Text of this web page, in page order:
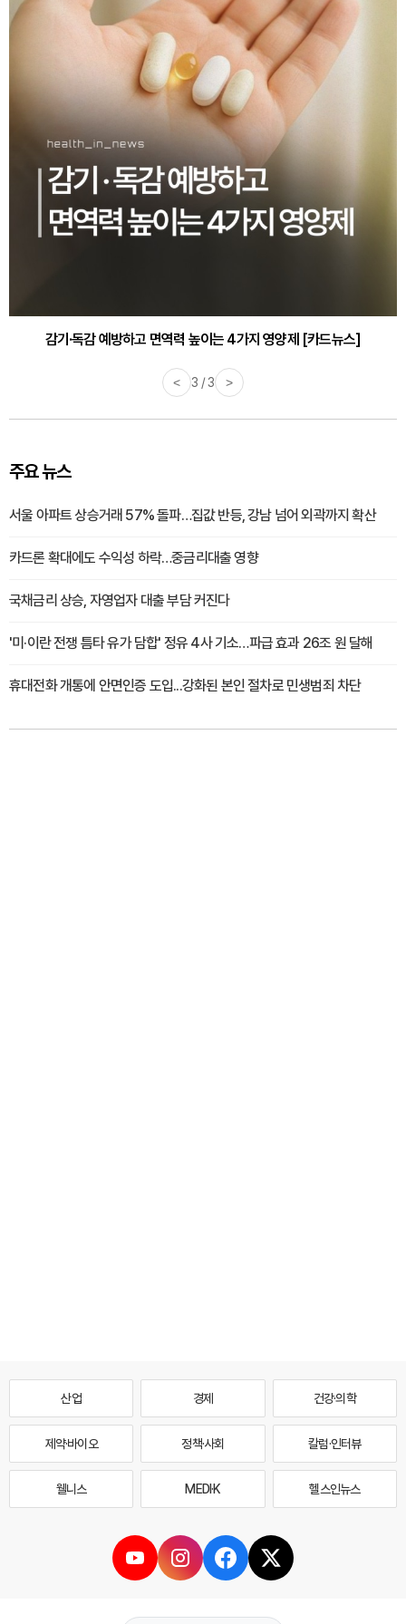
감기·독감 예방하고 면역력 높이는 4가지 영양제 [카드뉴스]
< 3 / 3 >
주요 뉴스
서울 아파트 상승거래 57% 돌파…집값 반등, 강남 넘어 외곽까지 확산
카드론 확대에도 수익성 하락…중금리대출 영향
국채금리 상승, 자영업자 대출 부담 커진다
'미·이란 전쟁 틈타 유가 담합' 정유 4사 기소…파급 효과 26조 원 달해
휴대전화 개통에 안면인증 도입...강화된 본인 절차로 민생범죄 차단
산업 경제 건강·의학
제약·바이오 정책·사회 칼럼·인터뷰
웰니스 MEDI·K 헬스인뉴스